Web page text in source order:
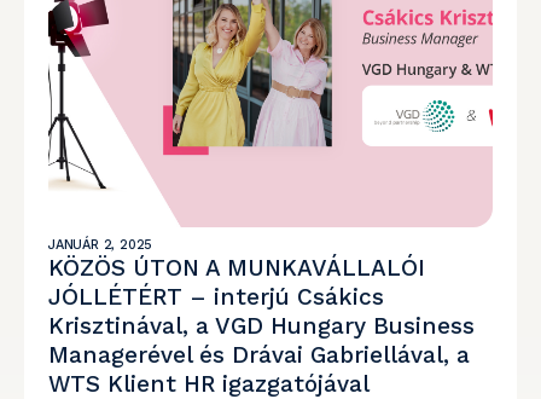
JANUÁR 2, 2025
KÖZÖS ÚTON A MUNKAVÁLLALÓI
JÓLLÉTÉRT – interjú Csákics
Krisztinával, a VGD Hungary Business
Managerével és Drávai Gabriellával, a
WTS Klient HR igazgatójával